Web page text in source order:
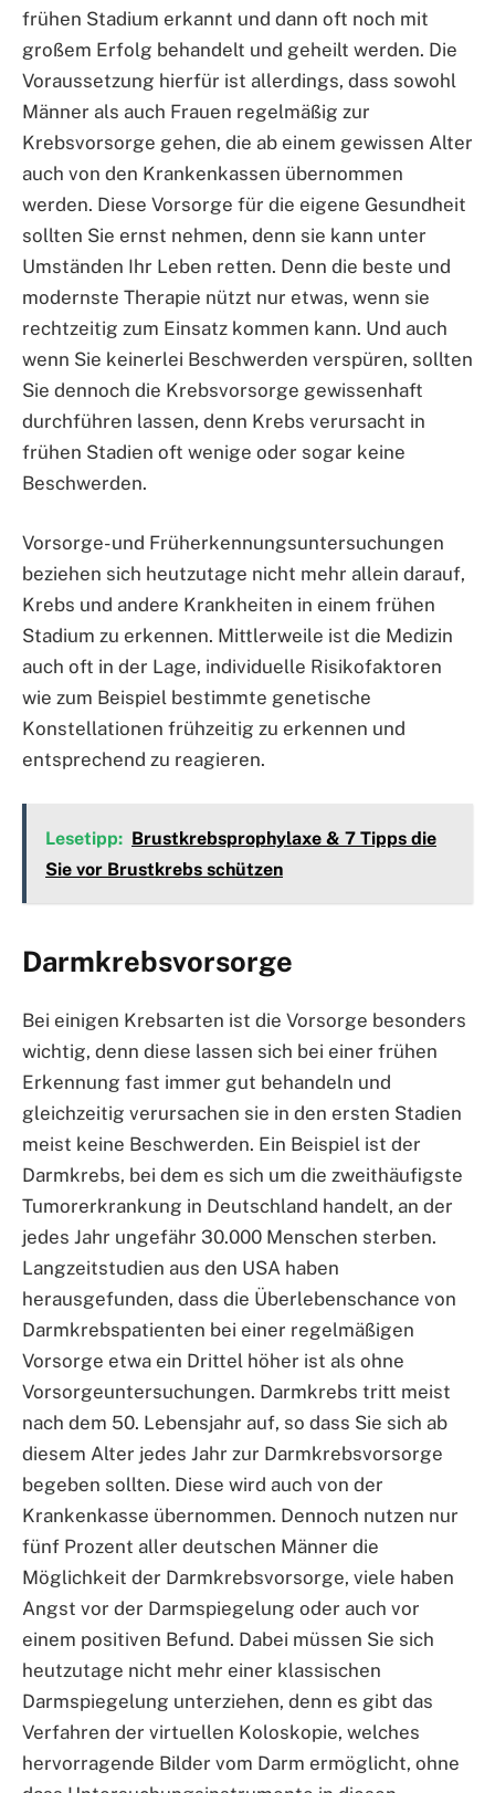
frühen Stadium erkannt und dann oft noch mit
großem Erfolg behandelt und geheilt werden. Die
Voraussetzung hierfür ist allerdings, dass sowohl
Männer als auch Frauen regelmäßig zur
Krebsvorsorge gehen, die ab einem gewissen Alter
auch von den Krankenkassen übernommen
werden. Diese Vorsorge für die eigene Gesundheit
sollten Sie ernst nehmen, denn sie kann unter
Umständen Ihr Leben retten. Denn die beste und
modernste Therapie nützt nur etwas, wenn sie
rechtzeitig zum Einsatz kommen kann. Und auch
wenn Sie keinerlei Beschwerden verspüren, sollten
Sie dennoch die Krebsvorsorge gewissenhaft
durchführen lassen, denn Krebs verursacht in
frühen Stadien oft wenige oder sogar keine
Beschwerden.
Vorsorge- und Früherkennungsuntersuchungen
beziehen sich heutzutage nicht mehr allein darauf,
Krebs und andere Krankheiten in einem frühen
Stadium zu erkennen. Mittlerweile ist die Medizin
auch oft in der Lage, individuelle Risikofaktoren
wie zum Beispiel bestimmte genetische
Konstellationen frühzeitig zu erkennen und
entsprechend zu reagieren.
Lesetipp: Brustkrebsprophylaxe & 7 Tipps die
Sie vor Brustkrebs schützen
Darmkrebsvorsorge
Bei einigen Krebsarten ist die Vorsorge besonders
wichtig, denn diese lassen sich bei einer frühen
Erkennung fast immer gut behandeln und
gleichzeitig verursachen sie in den ersten Stadien
meist keine Beschwerden. Ein Beispiel ist der
Darmkrebs, bei dem es sich um die zweithäufigste
Tumorerkrankung in Deutschland handelt, an der
jedes Jahr ungefähr 30.000 Menschen sterben.
Langzeitstudien aus den USA haben
herausgefunden, dass die Überlebenschance von
Darmkrebspatienten bei einer regelmäßigen
Vorsorge etwa ein Drittel höher ist als ohne
Vorsorgeuntersuchungen. Darmkrebs tritt meist
nach dem 50. Lebensjahr auf, so dass Sie sich ab
diesem Alter jedes Jahr zur Darmkrebsvorsorge
begeben sollten. Diese wird auch von der
Krankenkasse übernommen. Dennoch nutzen nur
fünf Prozent aller deutschen Männer die
Möglichkeit der Darmkrebsvorsorge, viele haben
Angst vor der Darmspiegelung oder auch vor
einem positiven Befund. Dabei müssen Sie sich
heutzutage nicht mehr einer klassischen
Darmspiegelung unterziehen, denn es gibt das
Verfahren der virtuellen Koloskopie, welches
hervorragende Bilder vom Darm ermöglicht, ohne